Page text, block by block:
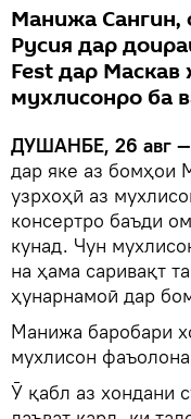
Манижа Сангин,
Русия дар
Fest дар
мухлисонро ба
ДУШАНБЕ, 26 авг
дар яке аз бомҳои
узрхоҳӣ аз
консертро баъди
кунад. Чун
на ҳама саривақт
ҳунарнамоӣ дар
Манижа баробари
мухлисон
Ӯ қабл аз хондани